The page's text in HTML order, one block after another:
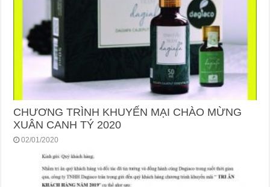
CHƯƠNG TRÌNH KHUYẾN MẠI CHÀO MỪNG
XUÂN CANH TÝ 2020
02/01/2020